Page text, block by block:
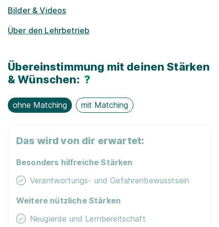
Zu­satz­qua­li­fi­ka­tio­nen
Exkur­sionen
Bilder & Videos
Über den Lehrbetrieb
Übereinstimmung mit deinen Stärken
& Wünschen: ?
ohne Matching mit Matching
Das wird von dir erwartet:
Besonders hilfreiche Stärken
Verantwortungs- und Gefahrenbewusstsein
Weitere nützliche Stärken
Neugierde und Lernbereitschaft